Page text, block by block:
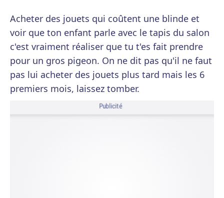
Acheter des jouets qui coûtent une blinde et
voir que ton enfant parle avec le tapis du salon
c'est vraiment réaliser que tu t'es fait prendre
pour un gros pigeon. On ne dit pas qu'il ne faut
pas lui acheter des jouets plus tard mais les 6
premiers mois, laissez tomber.
Publicité